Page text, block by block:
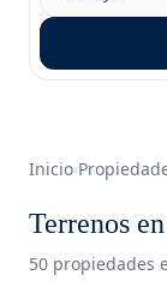
Inicio›
Terrenos
50 propiedades